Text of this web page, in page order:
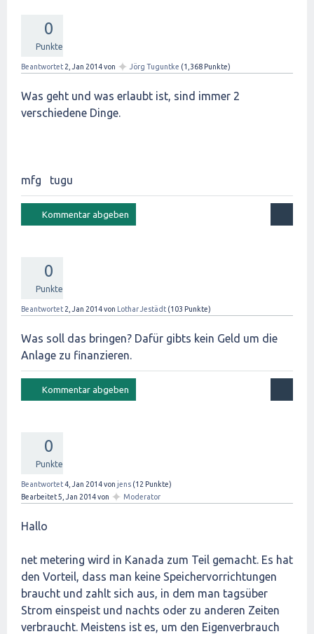
0
Punkte
Beantwortet 2, Jan 2014von ✦ Jörg Tuguntke (1,368 Punkte)
Was geht und was erlaubt ist, sind immer 2
verschiedene Dinge.
mfg tugu
0
Punkte
Beantwortet 2, Jan 2014von Lothar Jestädt (103 Punkte)
Was soll das bringen? Dafür gibts kein Geld um die
Anlage zu finanzieren.
0
Punkte
Beantwortet4, Jan 2014von jens (12 Punkte)
Bearbeitet5, Jan 2014von ✦ Moderator
Hallo
net metering wird in Kanada zum Teil gemacht. Es hat
den Vorteil, dass man keine Speichervorrichtungen
braucht und zahlt sich aus, in dem man tagsüber
Strom einspeist und nachts oder zu anderen Zeiten
verbraucht. Meistens ist es, um den Eigenverbrauch